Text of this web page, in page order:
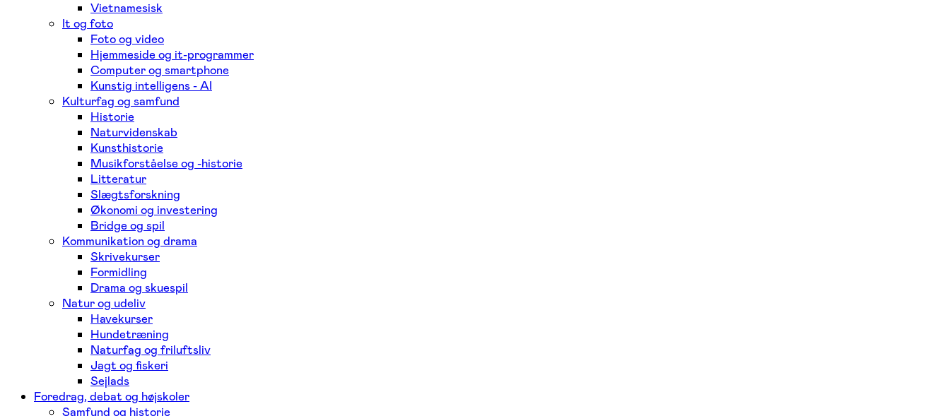
Vietnamesisk
It og foto
Foto og video
Hjemmeside og it-programmer
Computer og smartphone
Kunstig intelligens - AI
Kulturfag og samfund
Historie
Naturvidenskab
Kunsthistorie
Musikforståelse og -historie
Litteratur
Slægtsforskning
Økonomi og investering
Bridge og spil
Kommunikation og drama
Skrivekurser
Formidling
Drama og skuespil
Natur og udeliv
Havekurser
Hundetræning
Naturfag og friluftsliv
Jagt og fiskeri
Sejlads
Foredrag, debat og højskoler
Samfund og historie